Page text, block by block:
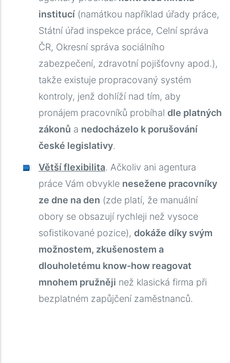
institucí (namátkou například úřady práce,
Státní úřad inspekce práce, Celní správa
ČR, Okresní správa sociálního
zabezpečení, zdravotní pojišťovny apod.),
takže existuje propracovaný systém
kontroly, jenž dohlíží nad tím, aby
pronájem pracovníků probíhal dle platných
zákonů a nedocházelo k porušování
české legislativy.
Větší flexibilita. Ačkoliv ani agentura
práce Vám obvykle nesežene pracovníky
ze dne na den (zde platí, že manuální
obory se obsazují rychleji než vysoce
sofistikované pozice), dokáže díky svým
možnostem, zkušenostem a
dlouholetému know-how reagovat
mnohem pružněji než klasická firma při
bezplatném zapůjčení zaměstnanců.